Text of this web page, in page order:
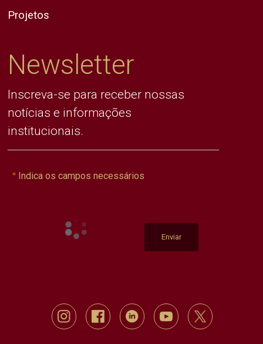
Projetos
Newsletter
Inscreva-se para receber nossas
notícias e informações
institucionais.
Indica os campos necessários
Enviar